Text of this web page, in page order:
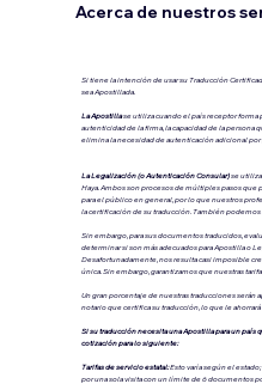
Acerca de nuestros
Si tiene la intención de usar su Traducción
sea Apostillada.
La Apostillase utiliza cuando el país receptor forma
autenticidad de la firma, la capacidad de la
elimina la necesidad de autenticación adicional
La Legalización (o Autenticación Consular)se
Haya.Ambos son procesos de múltiples pasos que
para el público en general, por lo que nuestros
la certificación de su traducción. También
Sin embargo, para sus documentos traducidos,
determinar si son más adecuados para Apostilla o
Desafortunadamente, nos resulta casi imposible
única. Sin embargo, garantizamos que nuestras
Un gran porcentaje de nuestras traducciones serán
notario que certifica su traducción, lo que le
Si su traducción necesita una Apostilla para un país
cotización para lo siguiente:
Tarifas de servicio estatal:Esto varía según el
por una sola visita con un límite de 6 documentos